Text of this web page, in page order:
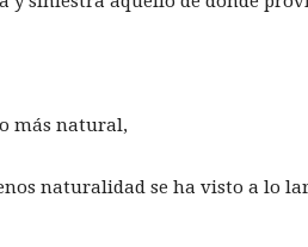
más natural,
naturalidad se ha visto a lo